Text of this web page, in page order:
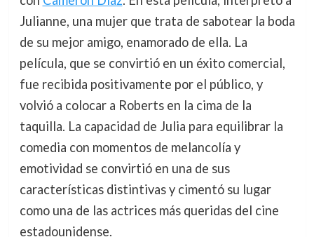
Julianne, una mujer que trata de sabotear la boda
de su mejor amigo, enamorado de ella. La
película, que se convirtió en un éxito comercial,
fue recibida positivamente por el público, y
volvió a colocar a Roberts en la cima de la
taquilla. La capacidad de Julia para equilibrar la
comedia con momentos de melancolía y
emotividad se convirtió en una de sus
características distintivas y cimentó su lugar
como una de las actrices más queridas del cine
estadounidense.